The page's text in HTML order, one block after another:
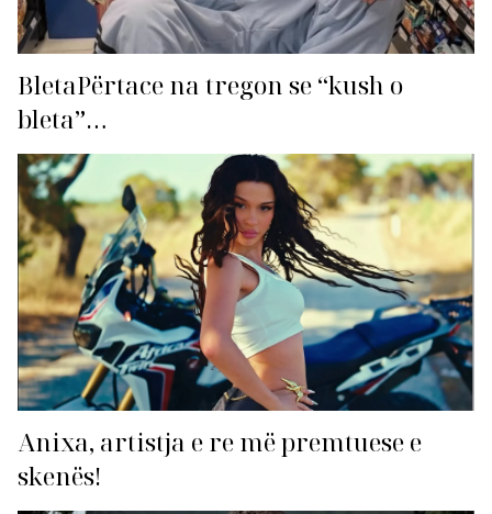
BletaPërtace na tregon se “kush o
bleta”…
Anixa, artistja e re më premtuese e
skenës!